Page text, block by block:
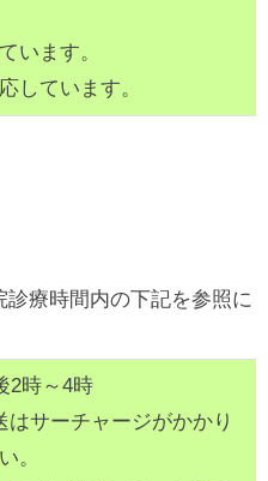
います。
しています。
療時間内の下記を参照に
2時～4時
はサーチャージがかかり
。